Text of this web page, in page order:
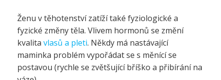
Ženu v těhotenství zatíží také fyziologické a
fyzické změny těla. Vlivem hormonů se změní
kvalita vlasů a pleti. Někdy má nastávající
maminka problém vypořádat se s měnící se
postavou (rychle se zvětšující bříško a přibírání na